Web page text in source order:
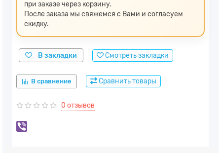
при заказе через корзину.
После заказа мы свяжемся с Вами и согласуем
скидку.
В закладки Смотреть закладки
В сравнение Сравнить товары
0 отзывов